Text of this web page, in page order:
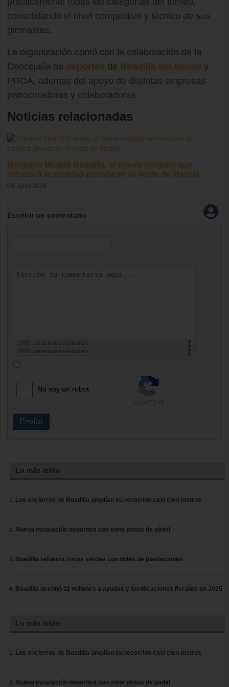
consolidando el nivel competitivo y técnico de sus
gimnastas.
La organización contó con la colaboración de la
Concejalía de deportes de Boadilla del Monte y
PROA, además del apoyo de distintas empresas
patrocinadoras y colaboradoras.
Noticias relacionadas
Hospiten Madrid Boadilla, el nuevo hospital que
reforzará la sanidad privada en el oeste de Madrid
09 Junio 2026
Escribir un comentario
1000
caracteres restantes
1000
caracteres restantes
No soy un robot
Enviar
Lo más leído
Los encierros de Boadilla amplían su recorrido casi cien metros
Nueva instalación deportiva con siete pistas de pádel
Boadilla refuerza zonas verdes con miles de plantaciones
Boadilla destinó 11 millones a ayudas y bonificaciones fiscales en 2025
Lo más leído
Los encierros de Boadilla amplían su recorrido casi cien metros
Nueva instalación deportiva con siete pistas de pádel